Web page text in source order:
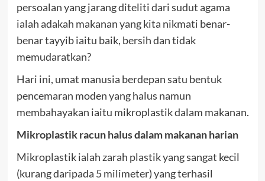
persoalan yang jarang diteliti dari sudut agama
ialah adakah makanan yang kita nikmati benar-
benar tayyib iaitu baik, bersih dan tidak
memudaratkan?
Hari ini, umat manusia berdepan satu bentuk
pencemaran moden yang halus namun
membahayakan iaitu mikroplastik dalam makanan.
Mikroplastik racun halus dalam makanan harian
Mikroplastik ialah zarah plastik yang sangat kecil
(kurang daripada 5 milimeter) yang terhasil